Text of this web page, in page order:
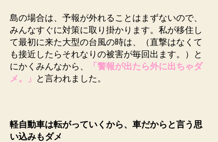
島の場合は、予報が外れることはまずないので、
みんなすぐに対策に取り掛かります。私が移住し
て最初に来た大型の台風の時は、（直撃はなくて
も接近したらそれなりの被害が毎回出ます。）と
にかくみんなから、
「警報が出たら外に出ちゃダ
メ。」
と言われました。
軽自動車は転がっていくから、車だからと言う思
い込みもダメ